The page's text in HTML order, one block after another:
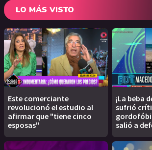
LO MÁS VISTO
Este comerciante
revolucionó el estudio al
afirmar que "tiene cinco
esposas"
¡La beba
sufrió
salió a